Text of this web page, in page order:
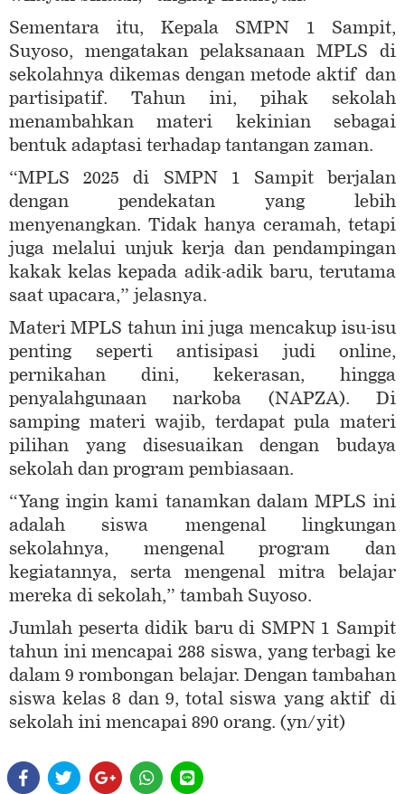
Sementara itu, Kepala SMPN 1 Sampit,
Suyoso, mengatakan pelaksanaan MPLS di
sekolahnya dikemas dengan metode aktif dan
partisipatif. Tahun ini, pihak sekolah
menambahkan materi kekinian sebagai
bentuk adaptasi terhadap tantangan zaman.
“MPLS 2025 di SMPN 1 Sampit berjalan
dengan pendekatan yang lebih
menyenangkan. Tidak hanya ceramah, tetapi
juga melalui unjuk kerja dan pendampingan
kakak kelas kepada adik-adik baru, terutama
saat upacara,” jelasnya.
Materi MPLS tahun ini juga mencakup isu-isu
penting seperti antisipasi judi online,
pernikahan dini, kekerasan, hingga
penyalahgunaan narkoba (NAPZA). Di
samping materi wajib, terdapat pula materi
pilihan yang disesuaikan dengan budaya
sekolah dan program pembiasaan.
“Yang ingin kami tanamkan dalam MPLS ini
adalah siswa mengenal lingkungan
sekolahnya, mengenal program dan
kegiatannya, serta mengenal mitra belajar
mereka di sekolah,” tambah Suyoso.
Jumlah peserta didik baru di SMPN 1 Sampit
tahun ini mencapai 288 siswa, yang terbagi ke
dalam 9 rombongan belajar. Dengan tambahan
siswa kelas 8 dan 9, total siswa yang aktif di
sekolah ini mencapai 890 orang. (yn/yit)